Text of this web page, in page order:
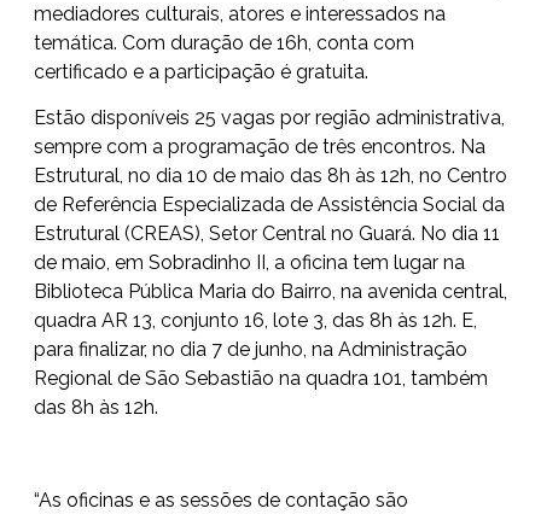
mediadores culturais, atores e interessados na
temática. Com duração de 16h, conta com
certificado e a participação é gratuita.
Estão disponíveis 25 vagas por região administrativa,
sempre com a programação de três encontros. Na
Estrutural, no dia 10 de maio das 8h às 12h, no Centro
de Referência Especializada de Assistência Social da
Estrutural (CREAS), Setor Central no Guará. No dia 11
de maio, em Sobradinho II, a oficina tem lugar na
Biblioteca Pública Maria do Bairro, na avenida central,
quadra AR 13, conjunto 16, lote 3, das 8h às 12h. E,
para finalizar, no dia 7 de junho, na Administração
Regional de São Sebastião na quadra 101, também
das 8h às 12h.
“As oficinas e as sessões de contação são